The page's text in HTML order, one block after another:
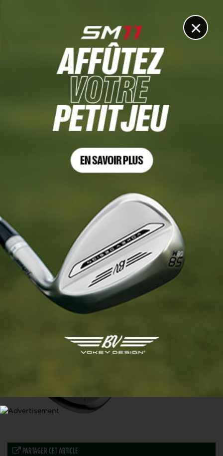
×
MATÉRIEL
Fourteen Golf débarque en Europe : des wedges
japonais d’exception enfin accessibles à tous
30 JUIN 2026
PARTAGER CET ARTICLE